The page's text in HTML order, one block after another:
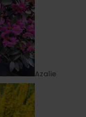
Azalie